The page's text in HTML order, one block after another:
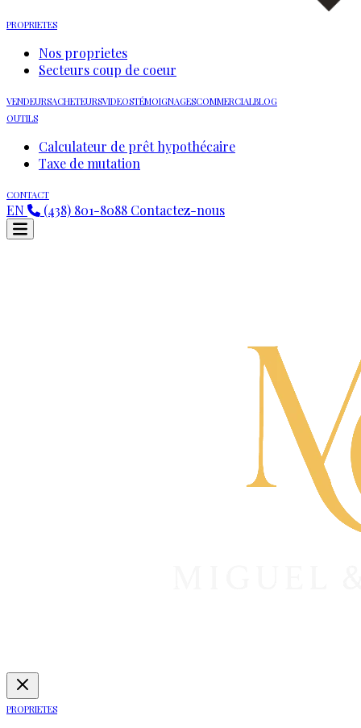
PROPRIETES
Nos proprietes
Secteurs coup de coeur
VENDEURSACHETEURSVIDEOSTÉMOIGNAGESCOMMERCIALBLOG
OUTILS
Calculateur de prêt hypothécaire
Taxe de mutation
CONTACT
EN (438) 801-8088 Contactez-nous
PROPRIETES